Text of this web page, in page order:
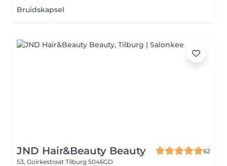
Bruidskapsel
JND Hair&Beauty Beauty
62
53, Goirkestraat Tilburg 5046GD